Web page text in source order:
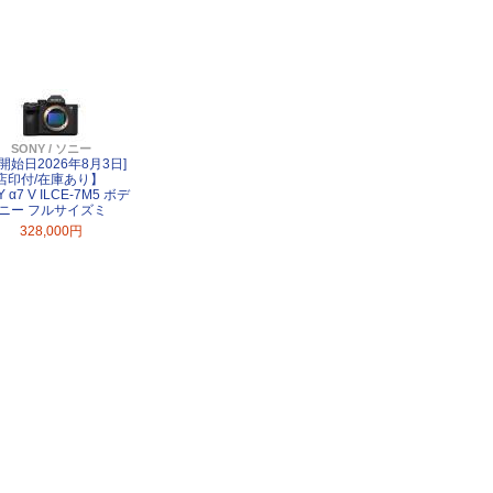
SONY / ソニー
始日2026年8月3日]
印付/在庫あり】
α7 V ILCE-7M5 ボデ
ー フルサイズミ
328,000円